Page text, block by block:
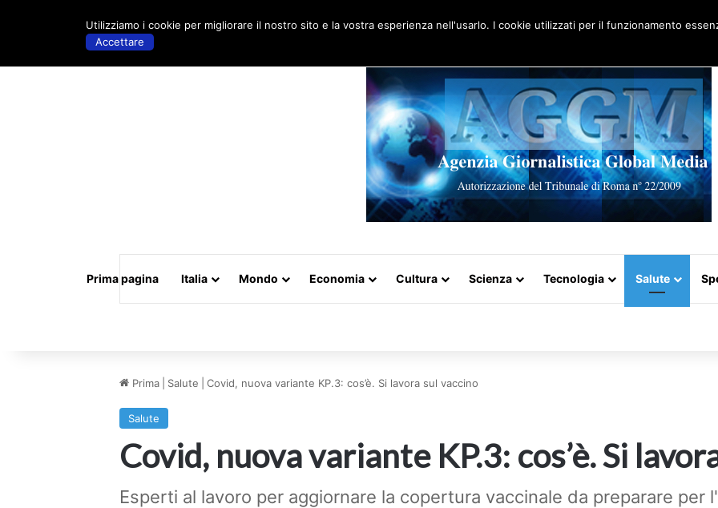
Artigo aleatório
Prima pagina Italia Mondo Economia Cultura Scienza Tecnologia Salute
Prima Salute Covid, nuova variante KP.3: cos’è. Si lavora sul vaccino
Salute
Covid, nuova variante KP.3: cos’è. Si
Esperti al lavoro per aggiornare la copertura vaccinale da preparare per
Utilizziamo i cookie per migliorare il nostro sito e la vostra esperienza nell'usarlo. I cookie utilizzati per il funzionamento
Accettare